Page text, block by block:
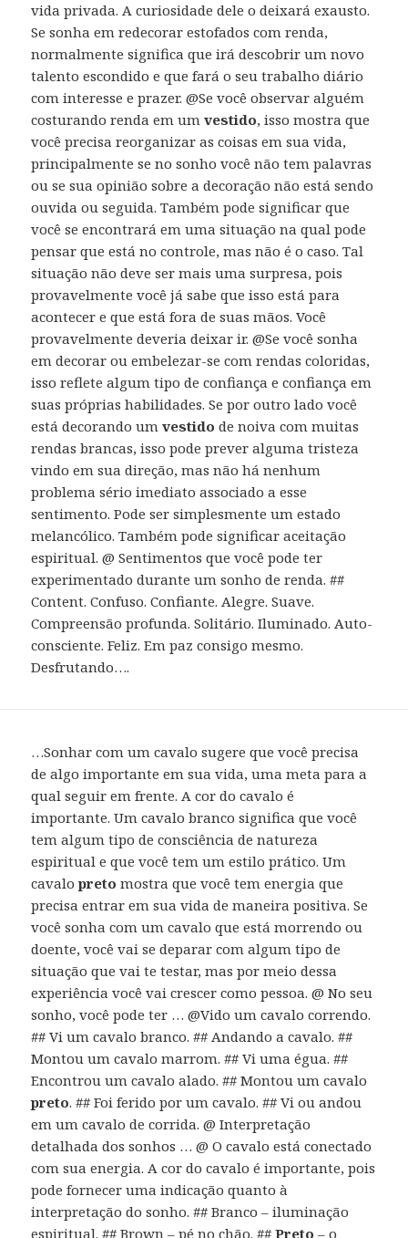
vida privada. A curiosidade dele o deixará exausto.
Se sonha em redecorar estofados com renda,
normalmente significa que irá descobrir um novo
talento escondido e que fará o seu trabalho diário
com interesse e prazer. @Se você observar alguém
costurando renda em umvestido, isso mostra que
você precisa reorganizar as coisas em sua vida,
principalmente se no sonho você não tem palavras
ou se sua opinião sobre a decoração não está sendo
ouvida ou seguida. Também pode significar que
você se encontrará em uma situação na qual pode
pensar que está no controle, mas não é o caso. Tal
situação não deve ser mais uma surpresa, pois
provavelmente você já sabe que isso está para
acontecer e que está fora de suas mãos. Você
provavelmente deveria deixar ir. @Se você sonha
em decorar ou embelezar-se com rendas coloridas,
isso reflete algum tipo de confiança e confiança em
suas próprias habilidades. Se por outro lado você
está decorando umvestido de noiva com muitas
rendas brancas, isso pode prever alguma tristeza
vindo em sua direção, mas não há nenhum
problema sério imediato associado a esse
sentimento. Pode ser simplesmente um estado
melancólico. Também pode significar aceitação
espiritual. @ Sentimentos que você pode ter
experimentado durante um sonho de renda. ##
Content. Confuso. Confiante. Alegre. Suave.
Compreensão profunda. Solitário. Iluminado. Auto-
consciente. Feliz. Em paz consigo mesmo.
Desfrutando….
…Sonhar com um cavalo sugere que você precisa
de algo importante em sua vida, uma meta para a
qual seguir em frente. A cor do cavalo é
importante. Um cavalo branco significa que você
tem algum tipo de consciência de natureza
espiritual e que você tem um estilo prático. Um
cavalopreto mostra que você tem energia que
precisa entrar em sua vida de maneira positiva. Se
você sonha com um cavalo que está morrendo ou
doente, você vai se deparar com algum tipo de
situação que vai te testar, mas por meio dessa
experiência você vai crescer como pessoa. @ No seu
sonho, você pode ter … @Vido um cavalo correndo.
## Vi um cavalo branco. ## Andando a cavalo. ##
Montou um cavalo marrom. ## Vi uma égua. ##
Encontrou um cavalo alado. ## Montou um cavalo
preto. ## Foi ferido por um cavalo. ## Vi ou andou
em um cavalo de corrida. @ Interpretação
detalhada dos sonhos … @ O cavalo está conectado
com sua energia. A cor do cavalo é importante, pois
pode fornecer uma indicação quanto à
interpretação do sonho. ## Branco – iluminação
espiritual. ## Brown – pé no chão. ##Preto – o